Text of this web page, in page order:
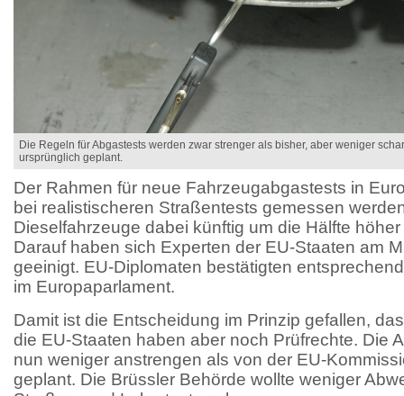
Die Regeln für Abgastests werden zwar strenger als bisher, aber weniger
ursprünglich geplant.
Der Rahmen für neue Fahrzeugabgastests in
bei realistischeren Straßentests gemessen
Dieselfahrzeuge dabei künftig um die Hälfte
Darauf haben sich Experten der EU-Staaten am
geeinigt. EU-Diplomaten bestätigten
im Europaparlament.
Damit ist die Entscheidung im Prinzip gefallen,
die EU-Staaten haben aber noch Prüfrechte. Die
nun weniger anstrengen als von der EU-
geplant. Die Brüssler Behörde wollte weniger